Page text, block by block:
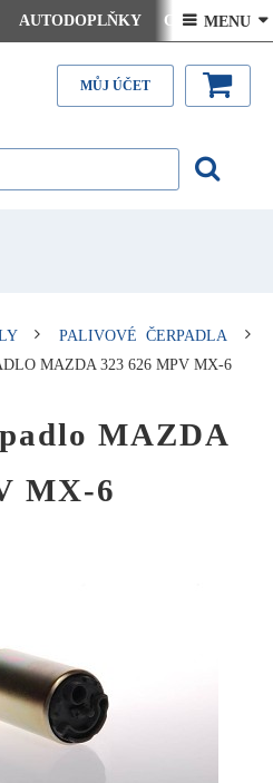
AUTODOPLŇKY Ceny doručení
Články - návody Kontakt
 MENU 
MŮJ ÚČET
PALIVOVÉ ČERPADLA
MAZDA 323 626 MPV MX-6
MAZDA
MX-6